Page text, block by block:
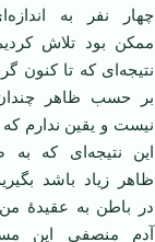
چهار نفر به
ممکن بود تلاش
نتیجه‌ای که تا کنون
بر حسب ظاهر چندان
نیست و یقین ندارم که
این نتیجه‌ای که به
ظاهر زیاد باشد
در باطن به عقیدۀ
آدم منصفی این